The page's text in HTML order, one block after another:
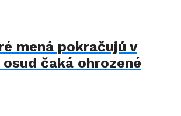
mená pokračujú v
osud čaká ohrozené